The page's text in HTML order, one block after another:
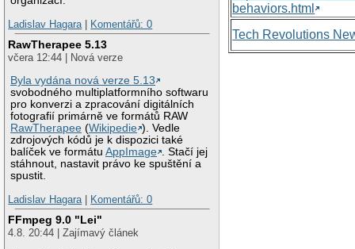
Ladislav Hagara
Komentářů: 0
RawTherapee 5.13
včera 12:44 | Nová verze
Byla vydána nová verze 5.13
svobodného multiplatformního softwaru
pro konverzi a zpracování digitálních
fotografií primárně ve formátů RAW
RawTherapee (Wikipedie ). Vedle
zdrojových kódů je k dispozici také
balíček ve formátuAppImage . Stačí jej
stáhnout, nastavit právo ke spuštění a
spustit.
Ladislav Hagara
Komentářů: 0
FFmpeg 9.0 "Lei"
4.8. 20:44 | Zajímavý článek
behaviors.html
Tech Revolutions